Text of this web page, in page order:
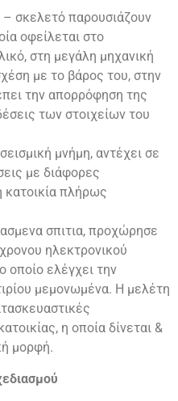
– σκελετό παρουσιάζουν
οφείλεται στο
στη μεγάλη μηχανική
με το βάρος του, στην
την απορρόφηση της
των στοιχείων του
μνήμη, αντέχει σε
με διάφορες
κατοικία πλήρως
σπιτια, προχώρησε
ηλεκτρονικού
οποίο ελέγχει την
μεμονωμένα. Η μελέτη
η οποία δίνεται &
μορφή.